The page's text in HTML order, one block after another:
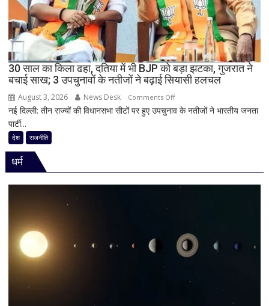
में
हलचल,
BJP
को
दी
खुली
चेतावनी;
JDU
ने
30 साल का किला ढहा, दतिया में भी BJP को बड़ा झटका, गुजरात ने
बचाई साख; 3 उपचुनावों के नतीजों ने बढ़ाई सियासी हलचल
August 3, 2026 News Desk Comments Offon
30
दतिया
बड़ा
झटका,
नई दिल्ली: तीन राज्यों की विधानसभा सीटों पर हुए उपचुनाव के नतीजों ने भारतीय जनता
पार्टी...
देश राजनीति
धर्म